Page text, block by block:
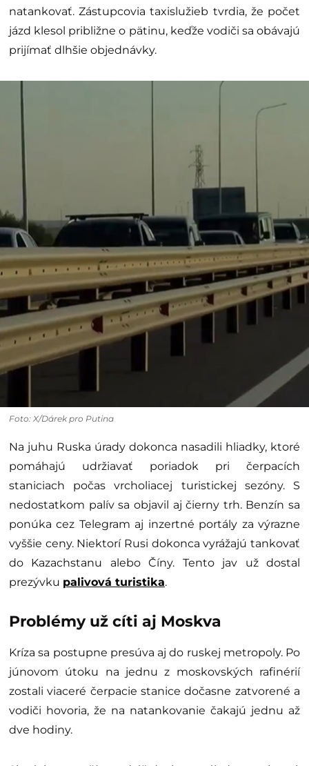
natankovať. Zástupcovia taxislužieb tvrdia, že počet
jázd klesol približne o pätinu, keďže vodiči sa obávajú
prijímať dlhšie objednávky.
Foto: X/Dárek pro Putina
Na juhu Ruska úrady dokonca nasadili hliadky, ktoré
pomáhajú udržiavať poriadok pri čerpacích
staniciach počas vrcholiacej turistickej sezóny. S
nedostatkom palív sa objavil aj čierny trh. Benzín sa
ponúka cez Telegram aj inzertné portály za výrazne
vyššie ceny. Niektorí Rusi dokonca vyrážajú tankovať
do Kazachstanu alebo Číny. Tento jav už dostal
prezývku palivová turistika.
Problémy už cíti aj Moskva
Kríza sa postupne presúva aj do ruskej metropoly. Po
júnovom útoku na jednu z moskovských rafinérií
zostali viaceré čerpacie stanice dočasne zatvorené a
vodiči hovoria, že na natankovanie čakajú jednu až
dve hodiny.